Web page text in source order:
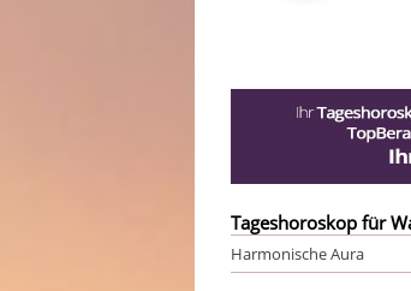
Tageshoroskop für
Harmonische Aura